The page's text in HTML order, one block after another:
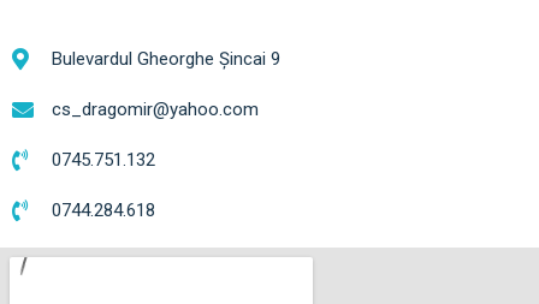
Bulevardul Gheorghe Șincai 9
cs_dragomir@yahoo.com
0745.751.132
0744.284.618